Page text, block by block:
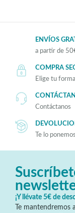
ENVÍOS
a partir de
COMPRA
Elige tu
Contáctanos
Te lo
¡Y llévate 5€ de
Te